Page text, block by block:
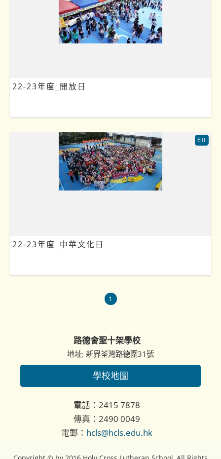
22-23年度_開放日
22-23年度_中華文化日
60
1
路德會聖十架學校
地址: 新界荃灣路德圍31號
學校地圖
電話：2415 7878
傳真：2490 0049
電郵： hcls@hcls.edu.hk